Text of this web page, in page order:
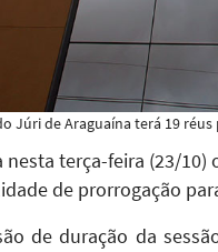
Júri de Araguaína terá 19 réus
nesta terça-feira (23/
de prorrogação
de duração da